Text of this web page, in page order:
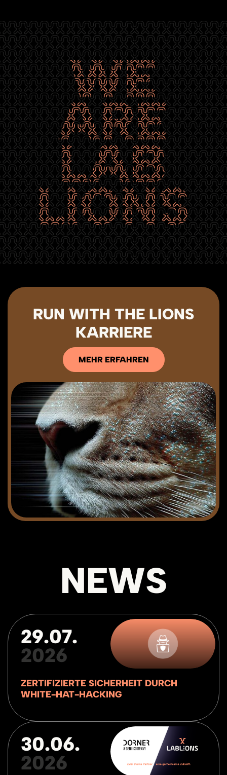
RUN WITH THE LIONS
KARRIERE
MEHR ERFAHREN
NEWS
29.07.
2026
ZERTIFIZIERTE SICHERHEIT DURCH
WHITE-HAT-HACKING
30.06.
2026